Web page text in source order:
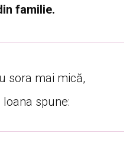
familie.
sora mai mică,
spune: